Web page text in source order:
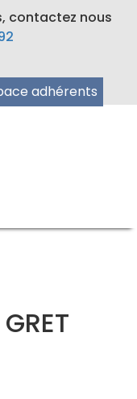
contactez nous
adhérents